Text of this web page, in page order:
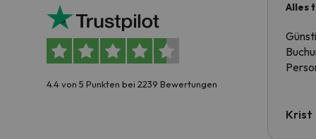
4.4 von 5 Punkten bei 2239 Bewertungen
Alles
Krist